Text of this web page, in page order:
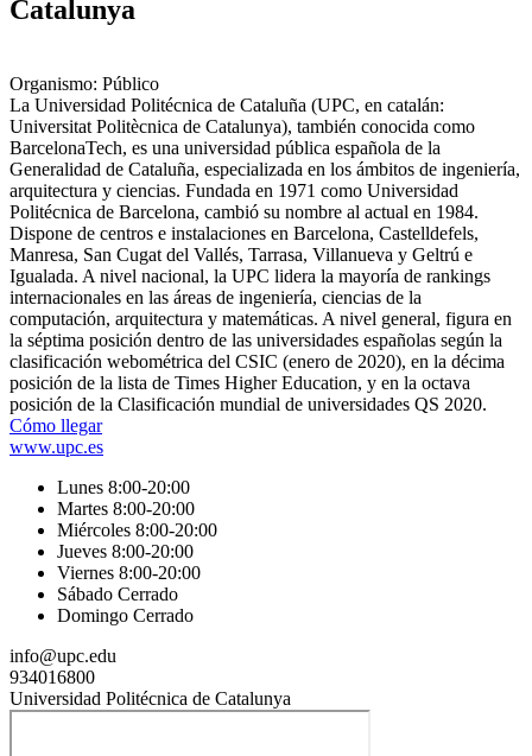
Catalunya
Organismo: Público
La Universidad Politécnica de Cataluña (UPC, en catalán:
Universitat Politècnica de Catalunya), también conocida como
BarcelonaTech, es una universidad pública española de la
Generalidad de Cataluña, especializada en los ámbitos de ingeniería,
arquitectura y ciencias. Fundada en 1971 como Universidad
Politécnica de Barcelona, cambió su nombre al actual en 1984.
Dispone de centros e instalaciones en Barcelona, Castelldefels,
Manresa, San Cugat del Vallés, Tarrasa, Villanueva y Geltrú e
Igualada. A nivel nacional, la UPC lidera la mayoría de rankings
internacionales en las áreas de ingeniería, ciencias de la
computación, arquitectura y matemáticas.​ A nivel general, figura en
la séptima posición dentro de las universidades españolas según la
clasificación webométrica del CSIC (enero de 2020),​ en la décima
posición de la lista de Times Higher Education,​ y en la octava
posición de la Clasificación mundial de universidades QS 2020.
Cómo llegar
www.upc.es
Lunes 8:00-20:00
Martes 8:00-20:00
Miércoles 8:00-20:00
Jueves 8:00-20:00
Viernes 8:00-20:00
Sábado Cerrado
Domingo Cerrado
info@upc.edu
934016800
Universidad Politécnica de Catalunya